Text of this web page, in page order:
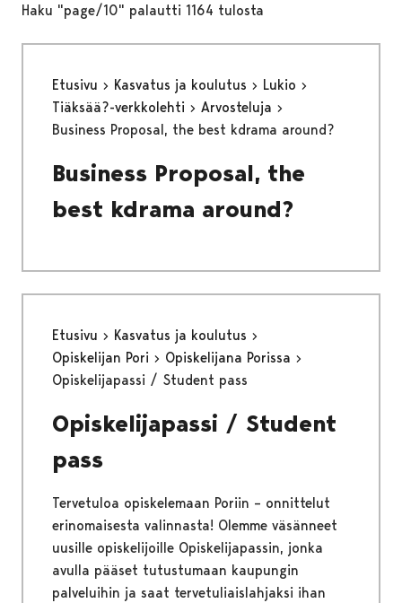
Haku "page/10" palautti 1164 tulosta
Etusivu Kasvatus ja koulutus
Lukio
Tiäksää?-verkkolehti
Arvosteluja
Business Proposal, the best kdrama around?
Business Proposal, the
best kdrama around?
Etusivu
Kasvatus ja koulutus
Opiskelijan Pori
Opiskelijana Porissa
Opiskelijapassi / Student pass
Opiskelijapassi / Student
pass
Tervetuloa opiskelemaan Poriin – onnittelut
erinomaisesta valinnasta! Olemme väsänneet
uusille opiskelijoille Opiskelijapassin, jonka
avulla pääset tutustumaan kaupungin
palveluihin ja saat tervetuliaislahjaksi ihan